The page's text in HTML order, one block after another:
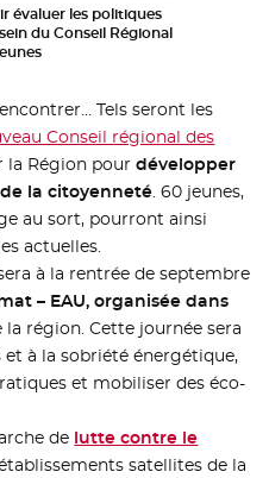
évaluer les politiques
du Conseil Régional
Tels seront les
Conseil régional des
la Région pourdévelopper
de la citoyenneté. 60 jeunes,
au sort, pourront ainsi
actuelles.
à la rentrée de septembre
– EAU, organisée dans
la région. Cette journée sera
à la sobriété énergétique,
et mobiliser des éco-
de lutte contre le
satellites de la